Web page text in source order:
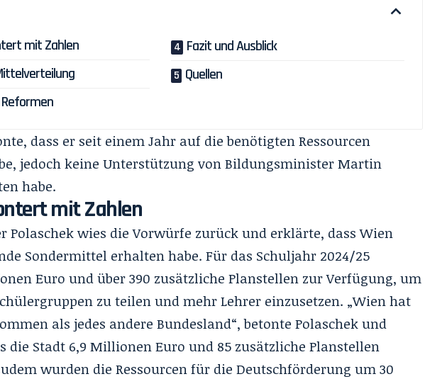
mit Zahlen
Reformen
Fazit und Ausblick
Quellen
dass er seit einem Jahr auf die benötigten Ressourcen
jedoch keine Unterstützung von Bildungsminister Martin
habe.
mit Zahlen
Polaschek wies die Vorwürfe zurück und erklärte, dass Wien
Sondermittel erhalten habe. Für das Schuljahr 2024/25
Euro und über 390 zusätzliche Planstellen zur Verfügung, um
zu teilen und mehr Lehrer einzusetzen. „Wien hat
als jedes andere Bundesland“, betonte Polaschek und
die Stadt 6,9 Millionen Euro und 85 zusätzliche Planstellen
wurden die Ressourcen für die Deutschförderung um 30